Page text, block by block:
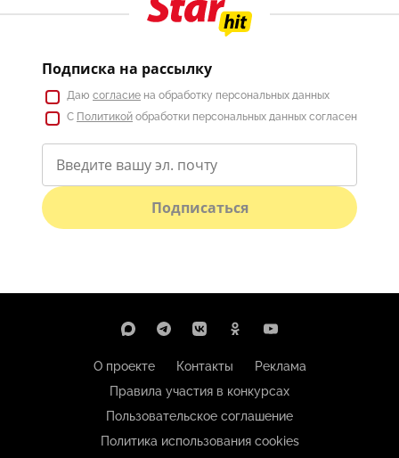
Подписка на рассылку
Даю согласие на обработку персональных данных
С Политикой обработки персональных данных согласен
Подписаться
О проекте Контакты
Реклама
Правила участия в конкурсах
Пользовательское соглашение
Политика использования cookies